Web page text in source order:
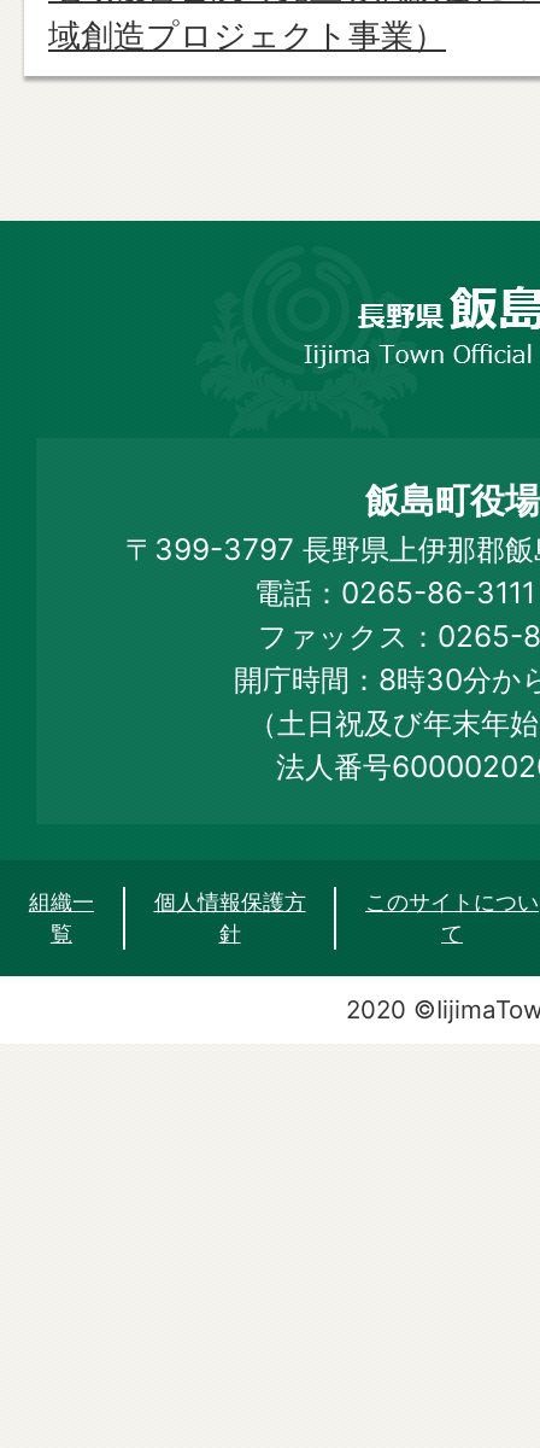
域創造プロジェクト事業）
Town
Official
Web
Site
飯島町役場
〒399-3797 長野県上伊那郡
電話：0265-86-
ファックス：0265-
開庁時間：8時30分か
（土日祝及び年末年
法人番号
組織一
覧
個人情報保護方
針
このサイトについ
て
2020